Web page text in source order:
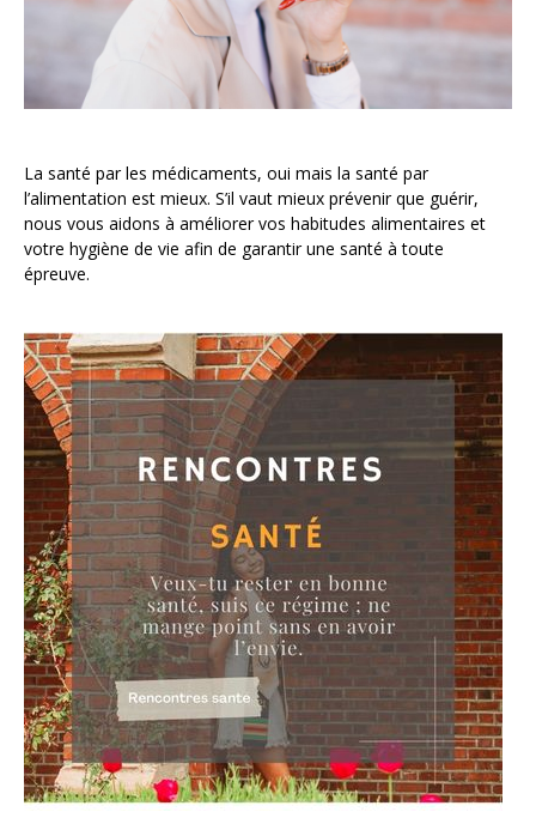
La santé par les médicaments, oui mais la santé par
l’alimentation est mieux. S’il vaut mieux prévenir que guérir,
nous vous aidons à améliorer vos habitudes alimentaires et
votre hygiène de vie afin de garantir une santé à toute
épreuve.